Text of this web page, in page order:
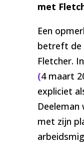
met
Een
betreft de
Fletcher.
(4 maart
expliciet
met zijn